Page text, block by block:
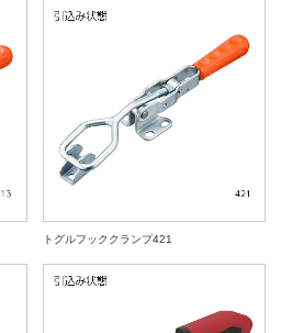
トグルフッククランプ421